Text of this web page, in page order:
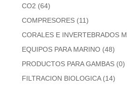
CO2 (64)
COMPRESORES (11)
CORALES E INVERTEBRADOS
EQUIPOS PARA MARINO (48)
PRODUCTOS PARA GAMBAS (0)
FILTRACION BIOLOGICA (14)